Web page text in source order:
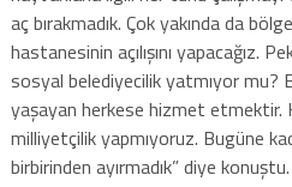
aç bırakmadık. Çok yakında da
hastanesinin açılışını yapacağız.
sosyal belediyecilik yatmıyor mu?
yaşayan herkese hizmet etmektir.
milliyetçilik yapmıyoruz. Bugüne
birbirinden ayırmadık” diye konuştu.